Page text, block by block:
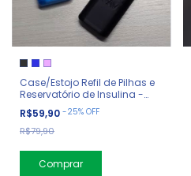
Case/Estojo Refil de Pilhas e
Reservatório de Insulina -
Bomba
R$59,90 -25% OFF
R$79,90
Comprar